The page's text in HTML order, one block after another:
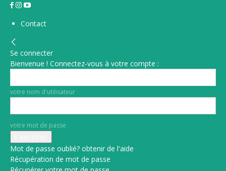
Contact
Se connecter
Bienvenue ! Connectez-vous à votre compte :
votre nom d'utilisateur
votre mot de passe
Mot de passe oublié? obtenir de l'aide
Récupération de mot de passe